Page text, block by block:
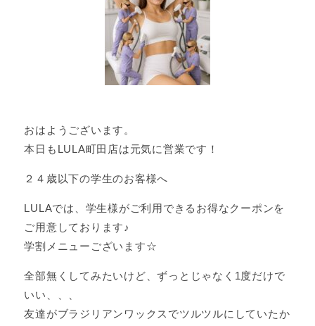
おはようございます。
本日もLULA町田店は元気に営業です！
２４歳以下の学生のお客様へ
LULAでは、学生様がご利用できるお得なクーポンを
ご用意しております♪
学割メニューございます☆
全部無くしてみたいけど、ずっとじゃなく1度だけで
いい、、、
友達がブラジリアンワックスでツルツルにしていたか